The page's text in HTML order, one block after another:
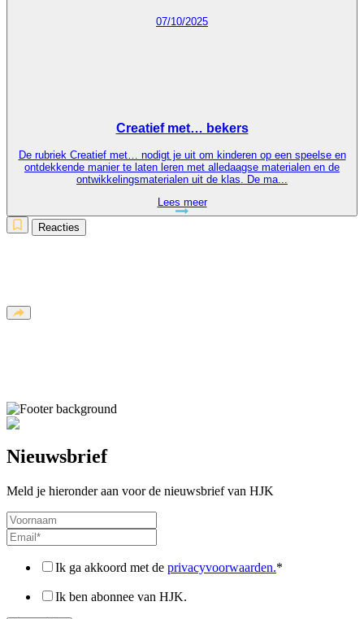
07/10/2025
Creatief met… bekers
De rubriek Creatief met… nodigt je uit om kinderen op een speelse en
ontdekkende manier te laten leren met alledaagse materialen en de
ontwikkelingsmaterialen uit de klas. De ma...
Lees meer
Reacties
Nieuwsbrief
Meld je hieronder aan voor de nieuwsbrief van HJK
Ik ga akkoord met de privacyvoorwaarden.*
Ik ben abonnee van HJK.